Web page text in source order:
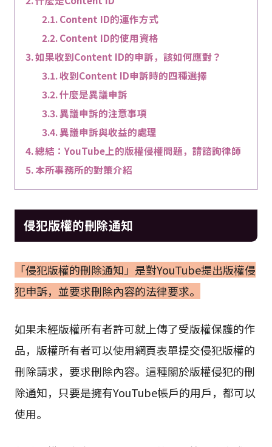
Content ID的運作方式
Content ID的使用資格
如果收到Content ID的申訴，該如何應對？
收到Content ID申訴時的四種選擇
什麼是異議申訴
異議申訴的注意事項
異議申訴與收益的處理
總結：YouTube上的版權侵權問題，請諮詢律師
本所事務所的對策介紹
侵犯版權的刪除通知
「侵犯版權的刪除通知」是對YouTube提出版權侵
犯申訴，並要求刪除內容的法律要求。
如果未經版權所有者許可就上傳了受版權保護的作
品，版權所有者可以使用網頁表單提交侵犯版權的
刪除請求，要求刪除內容。這種關於版權侵犯的刪
除通知，只要是擁有YouTube帳戶的用戶，都可以
使用。